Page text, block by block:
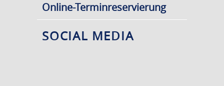
Online-Terminreservierung
SOCIAL MEDIA